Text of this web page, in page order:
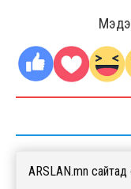
ARSLAN.mn сайтад